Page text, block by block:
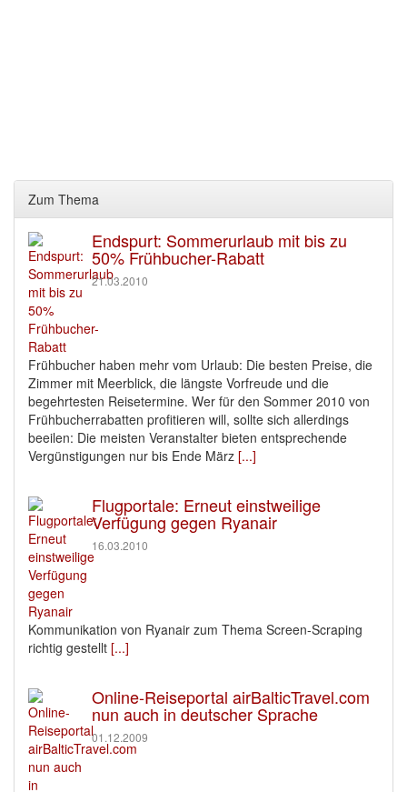
Zum Thema
Endspurt: Sommerurlaub mit bis zu
50% Frühbucher-Rabatt
21.03.2010
Frühbucher haben mehr vom Urlaub: Die besten Preise, die
Zimmer mit Meerblick, die längste Vorfreude und die
begehrtesten Reisetermine. Wer für den Sommer 2010 von
Frühbucherrabatten profitieren will, sollte sich allerdings
beeilen: Die meisten Veranstalter bieten entsprechende
Vergünstigungen nur bis Ende März [...]
Flugportale: Erneut einstweilige
Verfügung gegen Ryanair
16.03.2010
Kommunikation von Ryanair zum Thema Screen-Scraping
richtig gestellt [...]
Online-Reiseportal airBalticTravel.com
nun auch in deutscher Sprache
01.12.2009